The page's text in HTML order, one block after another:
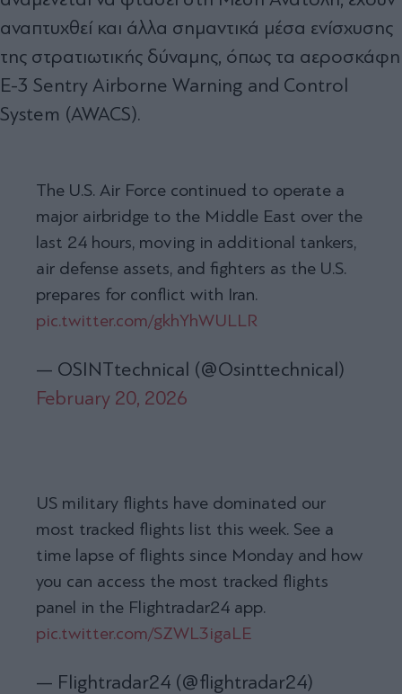
αναπτυχθεί και άλλα σημαντικά μέσα ενίσχυσης
της στρατιωτικής δύναμης, όπως τα αεροσκάφη
E-3 Sentry Airborne Warning and Control
System (AWACS).
The U.S. Air Force continued to operate a
major airbridge to the Middle East over the
last 24 hours, moving in additional tankers,
air defense assets, and fighters as the U.S.
prepares for conflict with Iran.
pic.twitter.com/gkhYhWULLR
— OSINTtechnical (@Osinttechnical)
February 20, 2026
US military flights have dominated our
most tracked flights list this week. See a
time lapse of flights since Monday and how
you can access the most tracked flights
panel in the Flightradar24 app.
pic.twitter.com/SZWL3igaLE
— Flightradar24 (@flightradar24)